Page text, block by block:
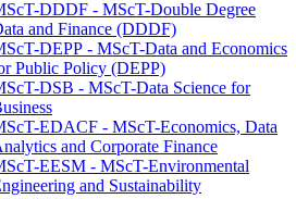
DDDF - MScT-Double Degree
and Finance (DDDF)
DEPP - MScT-Data and Economics
Public Policy (DEPP)
DSB - MScT-Data Science for
EDACF - MScT-Economics, Data
and Corporate Finance
EESM - MScT-Environmental
and Sustainability